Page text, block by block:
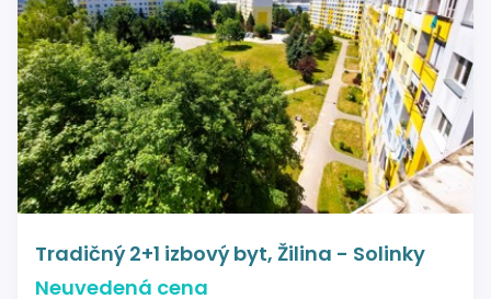
Tradičný 2+1 izbový byt, Žilina - Solinky
Neuvedená cena